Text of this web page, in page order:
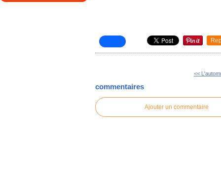
<<
commentaires
Ajouter un commentaire